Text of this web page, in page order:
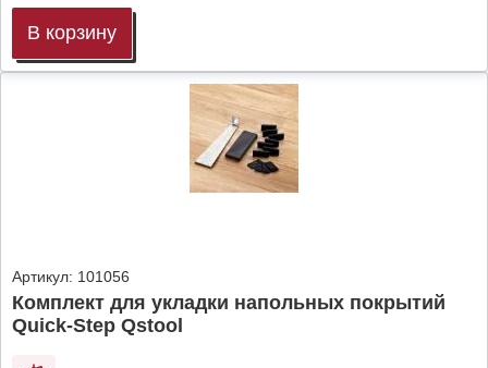
В корзину
Артикул: 101056
Комплект для укладки напольных покрытий
Quick-Step Qstool